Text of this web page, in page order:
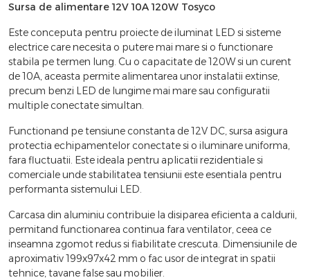
Sursa de alimentare 12V 10A 120W Tosyco
Este conceputa pentru proiecte de iluminat LED si sisteme
electrice care necesita o putere mai mare si o functionare
stabila pe termen lung. Cu o capacitate de 120W si un curent
de 10A, aceasta permite alimentarea unor instalatii extinse,
precum benzi LED de lungime mai mare sau configuratii
multiple conectate simultan.
Functionand pe tensiune constanta de 12V DC, sursa asigura
protectia echipamentelor conectate si o iluminare uniforma,
fara fluctuatii. Este ideala pentru aplicatii rezidentiale si
comerciale unde stabilitatea tensiunii este esentiala pentru
performanta sistemului LED.
Carcasa din aluminiu contribuie la disiparea eficienta a caldurii,
permitand functionarea continua fara ventilator, ceea ce
inseamna zgomot redus si fiabilitate crescuta. Dimensiunile de
aproximativ 199x97x42 mm o fac usor de integrat in spatii
tehnice, tavane false sau mobilier.